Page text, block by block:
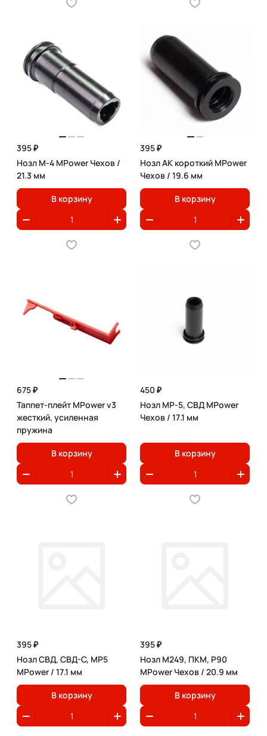
395 ₽
Нозл M-4 MPower Чехов /
21.3 мм
В корзину
395 ₽
Нозл АК короткий MPower
Чехов / 19.6 мм
В корзину
675 ₽
Таппет-плейт MPower v3
жесткий, усиленная
пружина
В корзину
450 ₽
Нозл MP-5, СВД MPower
Чехов / 17.1 мм
В корзину
395 ₽
Нозл СВД, СВД-С, MP5
MPower / 17.1 мм
В корзину
395 ₽
Нозл М249, ПКМ, P90
MPower Чехов / 20.9 мм
В корзину